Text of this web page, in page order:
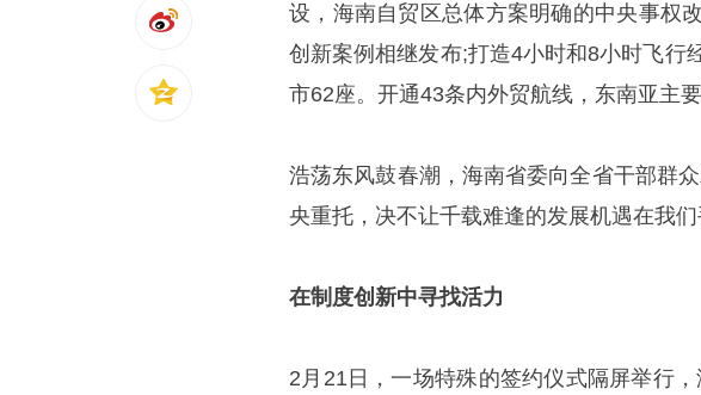
设，海南自贸区总体方案明确的中央事权
创新案例相继发布;打造4小时和8小时飞行
市62座。开通43条内外贸航线，东南亚主要
浩荡东风鼓春潮，海南省委向全省干部群
央重托，决不让千载难逢的发展机遇在我
在制度创新中寻找活力
2月21日，一场特殊的签约仪式隔屏举行